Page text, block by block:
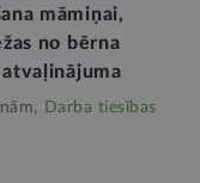
māmiņai,
no bērna
atvaļinājuma
Darba tiesības